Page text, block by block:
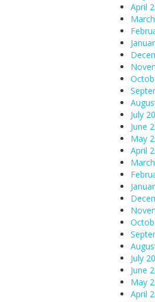
April
July
June
May
April
July
June
May
April